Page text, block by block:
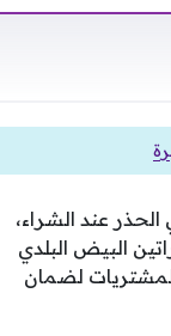
عند الشراء،
البيض البلدي
لضمان